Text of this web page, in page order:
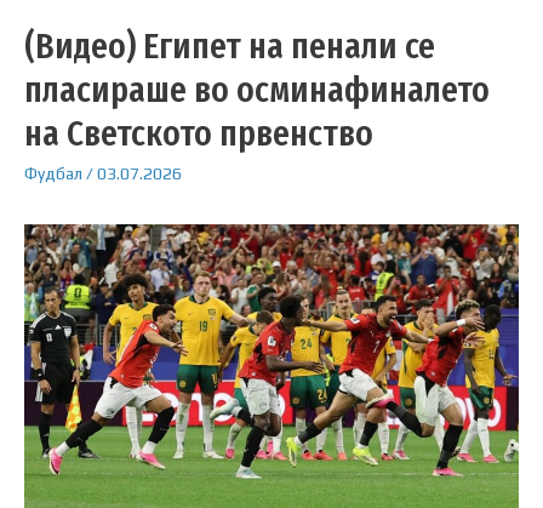
(Видео) Египет на пенали се
пласираше во осминафиналето
на Светското првенство
Фудбал /03.07.2026